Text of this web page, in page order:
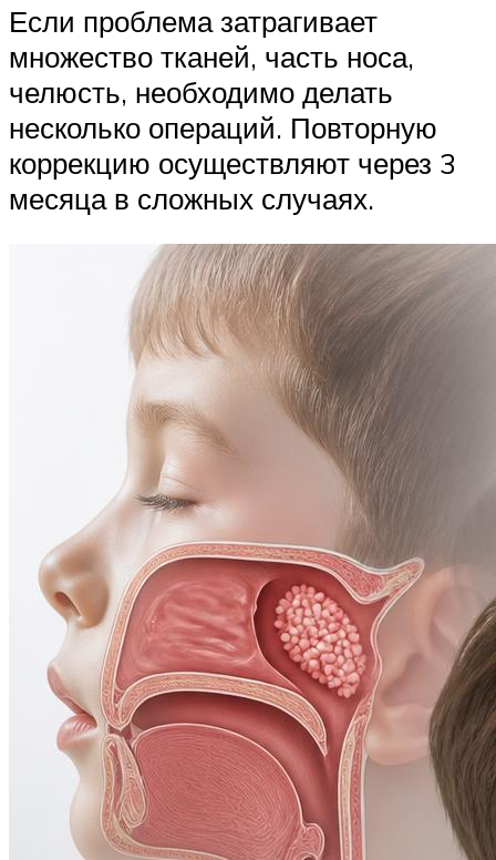
Если проблема затрагивает
множество тканей, часть носа,
челюсть, необходимо делать
несколько операций. Повторную
коррекцию осуществляют через 3
месяца в сложных случаях.